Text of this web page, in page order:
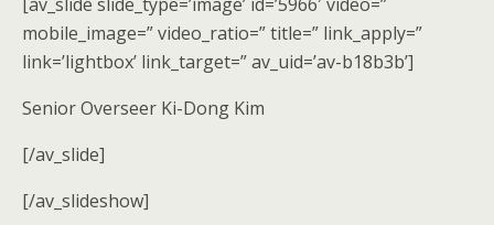
mobile_image=” video_ratio=” title=” link_apply=”
link=’lightbox’ link_target=” av_uid=’av-b18b3b’]
Senior Overseer Ki-Dong Kim
[/av_slide]
[/av_slideshow]